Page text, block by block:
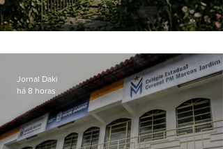
Jornal Daki
há 8 horas